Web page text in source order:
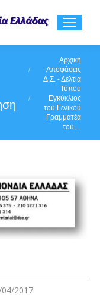
You are here:Αρχική
Αποφάσεις
Δ.Σ. - Δελτία
Τύπου
Εγκύκλιος
του Γενικού
Γραμματέα
του…
2017